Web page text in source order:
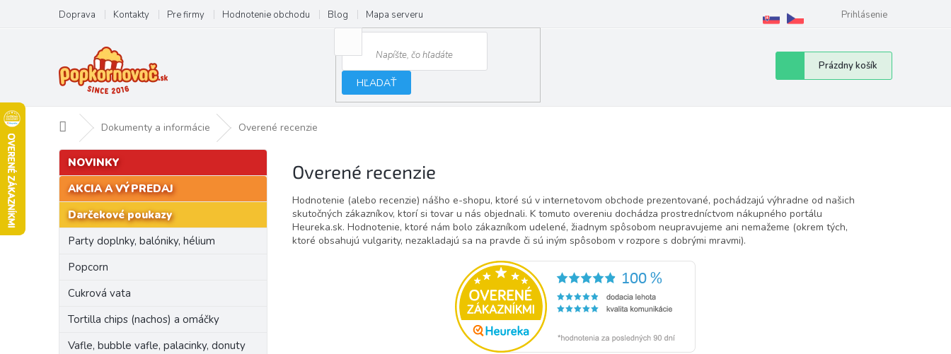
obsah
Doprava Kontakty Pre firmy Hodnotenie obchodu Blog Mapa serveru Prihlásenie
HĽADAŤ
Nákupný
košík
Prázdny košík
DomovDokumenty a informácie Overené recenzie
B
o
n
Preskočiť
kategórie
NOVINKY
AKCIA A VÝPREDAJ
Darčekové poukazy
Party doplnky, balóniky, hélium
Popcorn
Cukrová vata
Tortilla chips (nachos) a omáčky
Vafle, bubble vafle, palacinky, donuty
Overené recenzie
Hodnotenie (alebo recenzie) nášho e-shopu, ktoré sú v internetovom obchode prezentované, pochádzajú výhradne od našich
skutočných zákazníkov, ktorí si tovar u nás objednali. K tomuto overeniu dochádza prostredníctvom nákupného portálu
Heureka.sk. Hodnotenie, ktoré nám bolo zákazníkom udelené, žiadnym spôsobom neupravujeme ani nemažeme (okrem tých,
ktoré obsahujú vulgarity, nezakladajú sa na pravde či sú iným spôsobom v rozpore s dobrými mravmi).